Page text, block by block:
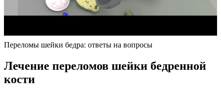
Переломы шейки бедра: ответы на вопросы
Лечение переломов шейки бедренной
кости